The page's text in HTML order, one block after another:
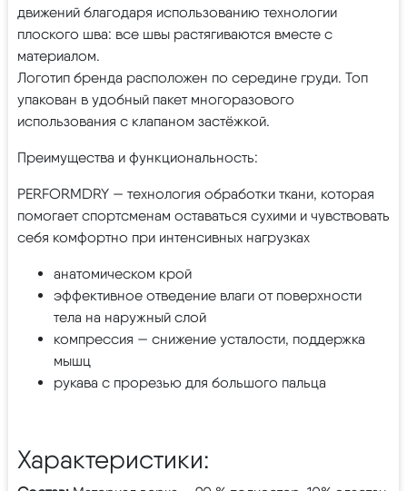
движений благодаря использованию технологии
плоского шва: все швы растягиваются вместе с
материалом.
Логотип бренда расположен по середине груди. Топ
упакован в удобный пакет многоразового
использования с клапаном застёжкой.
Преимущества и функциональность:
PERFORMDRY — технология обработки ткани, которая
помогает спортсменам оставаться сухими и чувствовать
себя комфортно при интенсивных нагрузках
анатомическом крой
эффективное отведение влаги от поверхности
тела на наружный слой
компрессия — снижение усталости, поддержка
мышц
рукава с прорезью для большого пальца
Характеристики: